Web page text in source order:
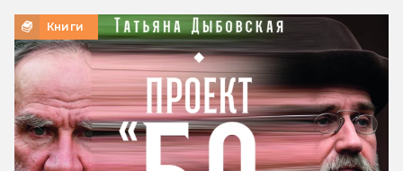
Книги